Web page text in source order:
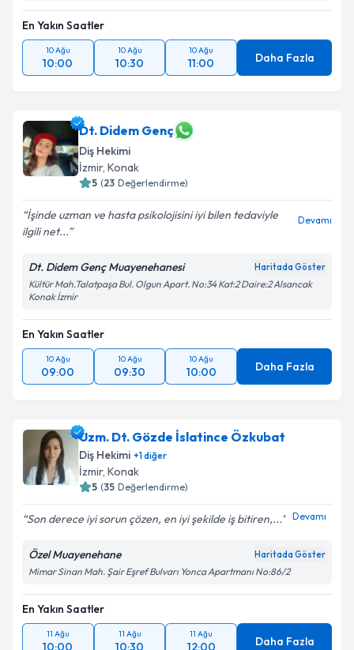
En Yakın Saatler
10 Ağu
10:00
10 Ağu
10:30
10 Ağu
11:00 Daha Fazla
Dt. Didem Genç
Diş Hekimi
İzmir, Konak
5 (23 Değerlendirme)
İşinde uzman ve hasta psikolojisini iyi bilen tedaviyle
ilgili net...
Devamı
Dt. Didem Genç Muayenehanesi Haritada Göster
Kültür Mah.Talatpaşa Bul. Olgun Apart. No:34 Kat:2 Daire:2 Alsancak
Konak İzmir
En Yakın Saatler
10 Ağu
09:00
10 Ağu
09:30
10 Ağu
10:00 Daha Fazla
Uzm. Dt. Gözde İslatince Özkubat
Diş Hekimi +1diğer
İzmir, Konak
5 (35 Değerlendirme)
Son derece iyi sorun çözen, en iyi şekilde iş bitiren,... Devamı
Özel Muayenehane Haritada Göster
Mimar Sinan Mah. Şair Eşref Bulvarı Yonca Apartmanı No:86/2
En Yakın Saatler
11 Ağu
10:00
11 Ağu
10:30
11 Ağu
12:00 Daha Fazla